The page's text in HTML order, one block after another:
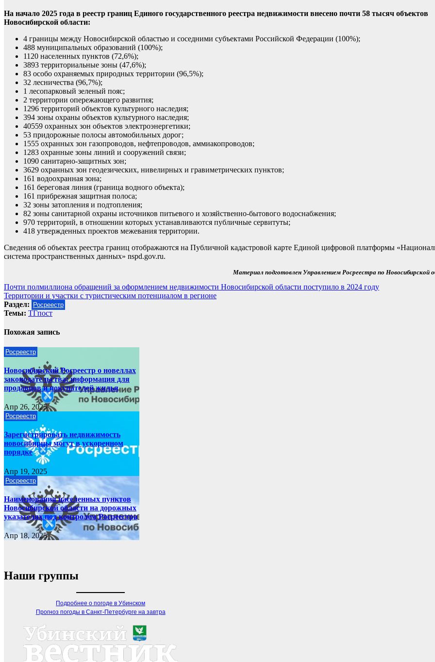
На начало 2025 года в реестр границ Единого государственного реестра недвижимости внесено почти 58 тысяч объектов
Новосибирской области:
4 границы между Новосибирской областью и соседними субъектами Российской Федерации (100%);
488 муниципальных образований (100%);
1120 населенных пунктов (72,6%);
3893 территориальные зоны (47,6%);
83 особо охраняемых природных территории (96,5%);
32 лесничества (96,7%);
1 лесопарковый зеленый пояс;
2 территории опережающего развития;
1296 территорий объектов культурного наследия;
394 зоны охраны объектов культурного наследия;
40559 охранных зон объектов электроэнергетики;
53 придорожные полосы автомобильных дорог;
1555 охранных зон газопроводов, нефтепроводов, аммиакопроводов;
1283 охранные зоны линий и сооружений связи;
1090 санитарно-защитных зон;
3629 охранных зон геодезических, нивелирных и гравиметрических пунктов;
161 водоохранная зона;
161 береговая линия (граница водного объекта);
161 прибрежная защитная полоса;
32 зоны затопления и подтопления;
82 зоны санитарной охраны источников питьевого и хозяйственно-бытового водоснабжения;
970 территорий, в отношении которых устанавливаются публичные сервитуты;
418 утвержденных проектов межевания территории.
Сведения об объектах реестра границ отображаются на Публичной кадастровой карте Единой цифровой платформы
система пространственных данных» nspd.gov.ru.
Материал подготовлен Управлением Росреестра по Новосибирской
Навигация
по
записям
Почти полмиллиона обращений за оформлением недвижимости Новосибирской области поступило в 2024 году
Территории и участки с туристическим потенциалом в регионе
Раздел:
Росреестр
Темы: ТГпост
Похожая запись
Росреестр
Новосибирский Росреестр о новеллах
законодательства: информация для
продавцов и покупателей жилья
Апр 26, 2025
Росреестр
Зарегистрировать недвижимость
новосибирцы могут в ускоренном
порядке
Апр 19, 2025
Росреестр
Наименования населенных пунктов
Новосибирской области на дорожных
указателях под контролем Росреестра
Апр 18, 2025
Наши группы
Подробнее о погоде в Убинском
Прогноз погоды в Санкт-Петербурге на завтра